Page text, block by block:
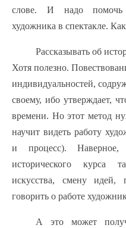
слове. И надо помочь
художника в спектакле.
Рассказывать об
Хотя полезно.
индивидуальностей,
своему, ибо утверждает,
времени. Но этот метод
научит видеть работу
и процесс).
исторического курса
искусства, смену идей,
говорить о работе
А это может